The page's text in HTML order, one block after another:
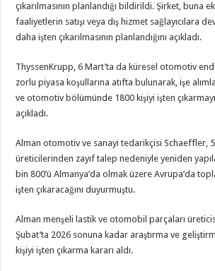
çıkarılmasının planlandığı bildirildi. Şirket, buna
faaliyetlerin satışı veya dış hizmet sağlayıcılara
daha işten çıkarılmasının planlandığını açıkladı.
ThyssenKrupp, 6 Mart’ta da küresel otomotiv
zorlu piyasa koşullarına atıfta bulunarak, işe
ve otomotiv bölümünde 1800 kişiyi işten çıkarmayı
açıkladı.
Alman otomotiv ve sanayi tedarikçisi Schaeffler, 5
üreticilerinden zayıf talep nedeniyle yeniden
bin 800’ü Almanya’da olmak üzere Avrupa’da
işten çıkaracağını duyurmuştu.
Alman menşeli lastik ve otomobil parçaları
Şubat’ta 2026 sonuna kadar araştırma ve
kişiyi işten çıkarma kararı aldı.